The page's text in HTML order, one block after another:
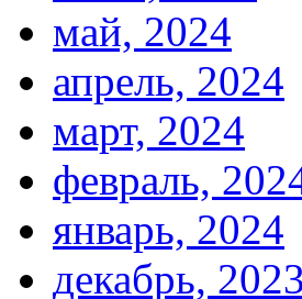
май, 2024
апрель, 2024
март, 2024
февраль,
январь, 2024
декабрь, 2023